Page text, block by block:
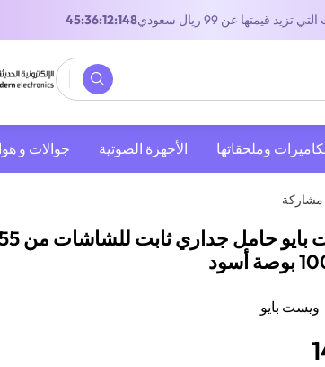
قيمتها عن 99 ريال سعودي 44:36:12:148
وملحقاتها‬ الأجهزة الصوتية جوالات و
تثبيت التلفزيون على الحائطمشاركة
ويست بايو حامل جداري ثابت
ويست بايو